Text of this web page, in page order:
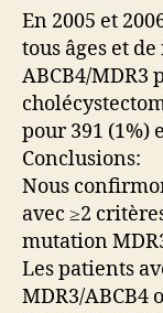
En 2005 et
tous âges et
ABCB4/MDR3
pour 391 (1%)
Conclusions:
Nous
avec ≥2
mutation
Les patients
MDR3/ABCB4